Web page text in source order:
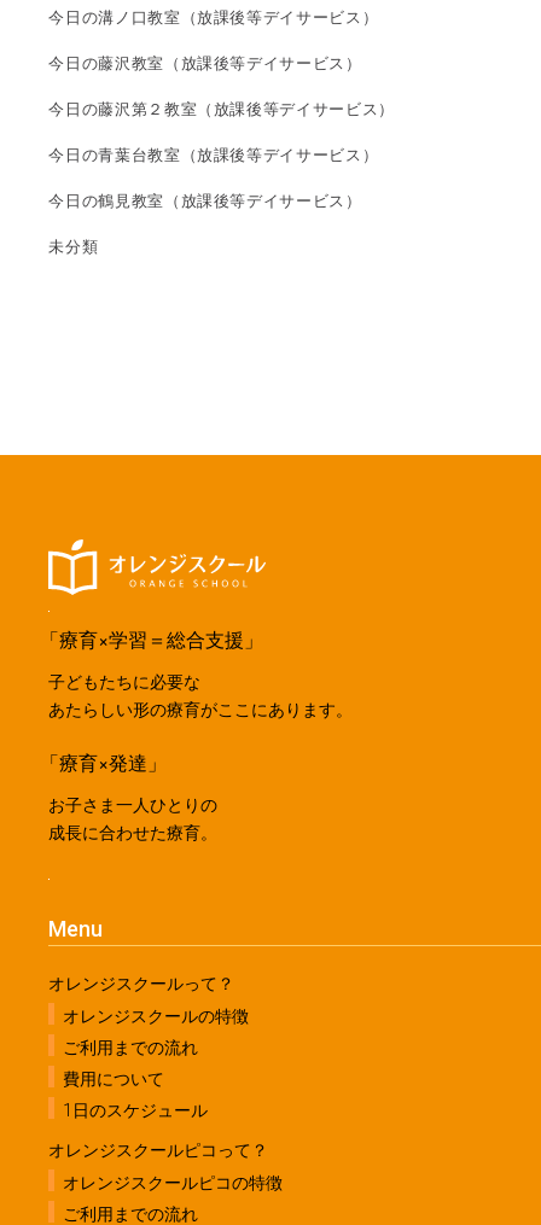
今日の溝ノ口教室（放課後等デイサービス）
今日の藤沢教室（放課後等デイサービス）
今日の藤沢第２教室（放課後等デイサービス）
今日の青葉台教室（放課後等デイサービス）
今日の鶴見教室（放課後等デイサービス）
未分類
「療育×学習＝総合支援」
子どもたちに必要な
あたらしい形の療育がここにあります。
「療育×発達」
お子さま一人ひとりの
成長に合わせた療育。
Menu
オレンジスクールって？
オレンジスクールの特徴
ご利用までの流れ
費用について
1日のスケジュール
オレンジスクールピコって？
オレンジスクールピコの特徴
ご利用までの流れ